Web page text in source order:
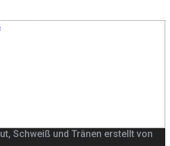
Schweiß und Tränen erstellt von